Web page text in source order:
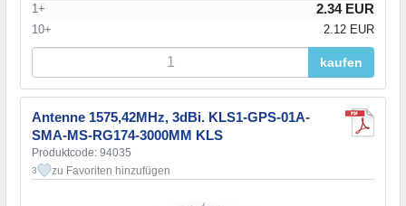
1+ 2.34 EUR
10+ 2.12 EUR
kaufen
Antenne 1575,42MHz, 3dBi. KLS1-GPS-01A-
SMA-MS-RG174-3000MM KLS
Produktcode: 94035
3 zu Favoriten hinzufügen